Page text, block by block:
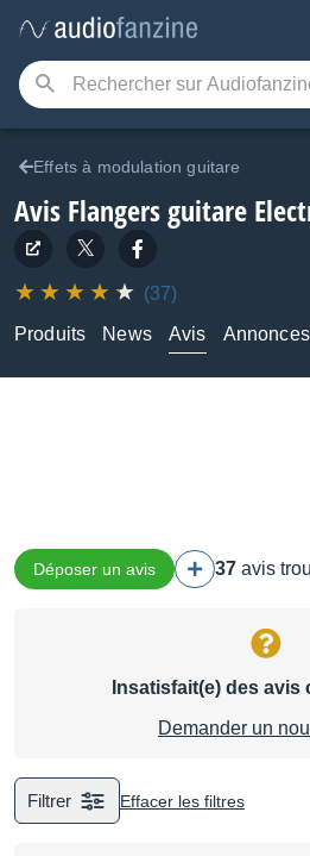
Effets à modulation guitare
Avis Flangers guitare
(37)
Produits
News Avis Annonces
Déposer un avis 37 avis
Insatisfait(e) des avis
Demander un
Filtrer Effacer les filtres